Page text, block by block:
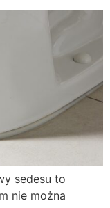
sedesu to
nie można